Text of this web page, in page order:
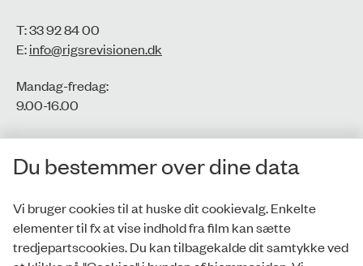
T: 33 92 84 00
E:info@rigsrevisionen.dk
Mandag-fredag:
9.00-16.00​
CVR-nr.: 77806113
EAN-nr.: 5798000016002
Privatlivspolitik
Du bestemmer over dine data
Vi bruger cookies til at huske dit cookievalg. Enkelte
elementer til fx at vise indhold fra film kan sætte
tredjepartscookies. Du kan tilbagekalde dit samtykke ved